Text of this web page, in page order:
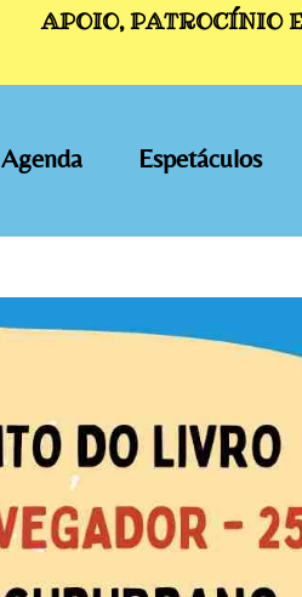
APOIO, PATROCÍNIO
Agenda Espetáculos